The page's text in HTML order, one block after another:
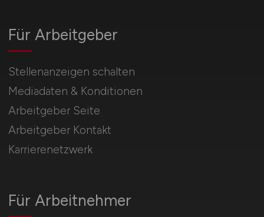
Für Arbeitnehmer
Für Arbeitgeber
Stellenanzeigen schalten
Mediadaten & Konditionen
Arbeitgeber Seite
Arbeitgeber Kontakt
Karrierenetzwerk